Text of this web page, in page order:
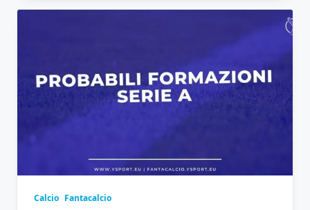
Calcio Fantacalcio